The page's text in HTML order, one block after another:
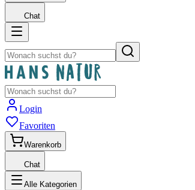
Chat
Login
Favoriten
Warenkorb
Chat
Alle Kategorien